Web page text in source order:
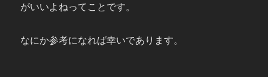
がいいよねってことです。
なにか参考になれば幸いであります。